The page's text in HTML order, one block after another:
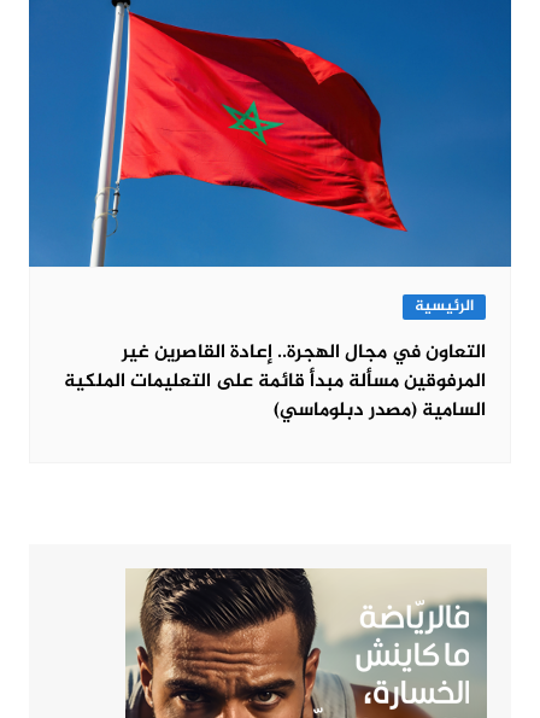
الرئيسية
التعاون في مجال الهجرة.. إعادة القاصرين غير
المرفوقين مسألة مبدأ قائمة على التعليمات الملكية
السامية (مصدر دبلوماسي)